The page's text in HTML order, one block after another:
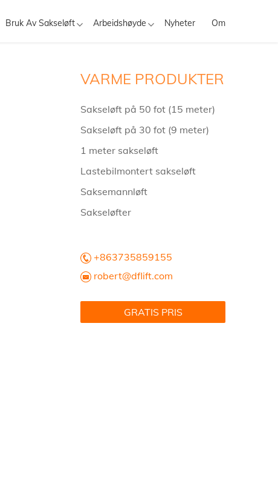
Bruk Av Sakseløft Arbeidshøyde Nyheter Om
VARME PRODUKTER
Sakseløft på 50 fot (15 meter)
Sakseløft på 30 fot (9 meter)
1 meter sakseløft
Lastebilmontert sakseløft
Saksemannløft
Sakseløfter
+863735859155
robert@dflift.com
GRATIS PRIS